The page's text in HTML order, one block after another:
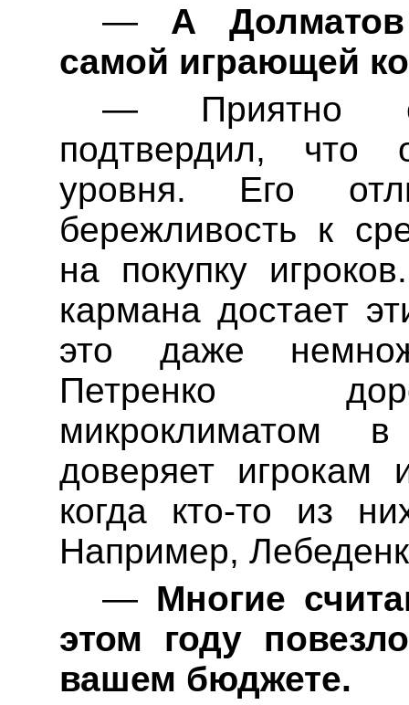
—А Долматов
самой играющей
— Приятно
подтвердил, что
уровня. Его
бережливость к
на покупку
кармана достает
это даже
Петренко
микроклиматом
доверяет игрокам
когда кто-то из
Например,
—Многие
этом году
вашем бюджете.